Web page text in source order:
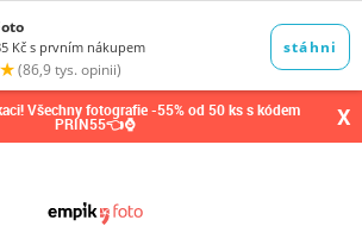
Všechny fotografie -55% od 50 ks s kódem
PRIN55👈⌚ X